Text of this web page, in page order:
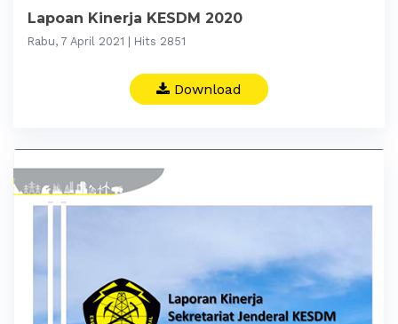
Lapoan Kinerja KESDM 2020
Rabu, 7 April 2021 | Hits 2851
Download